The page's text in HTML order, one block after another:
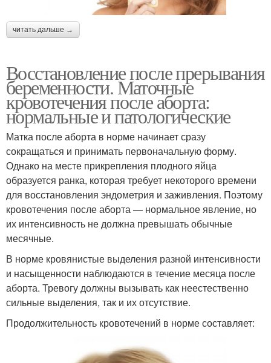
читать дальше →
Восстановление после прерывания
беременности. Маточные
кровотечения после аборта:
нормальные и патологические
Матка после аборта в норме начинает сразу
сокращаться и принимать первоначальную форму.
Однако на месте прикрепления плодного яйца
образуется ранка, которая требует некоторого времени
для восстановления эндометрия и заживления. Поэтому
кровотечения после аборта — нормальное явление, но
их интенсивность не должна превышать обычные
месячные.
В норме кровянистые выделения разной интенсивности
и насыщенности наблюдаются в течение месяца после
аборта. Тревогу должны вызывать как неестественно
сильные выделения, так и их отсутствие.
Продолжительность кровотечений в норме составляет: